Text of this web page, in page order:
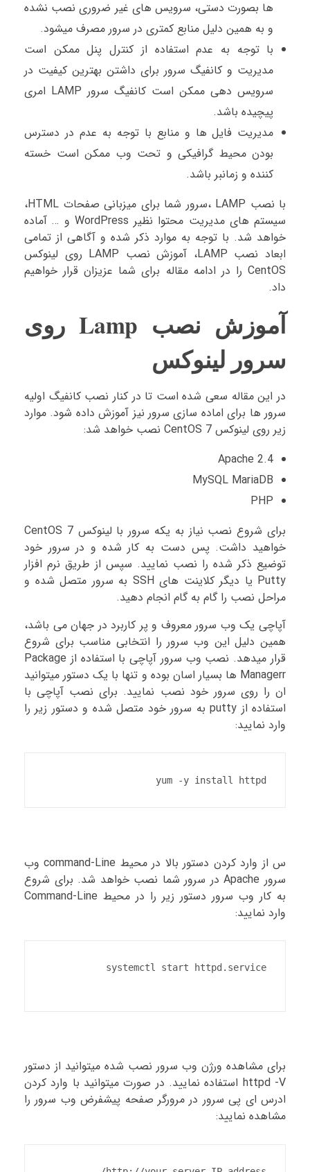
ها بصورت دستی، سرویس های غیر ضروری نصب نشده
و به همین دلیل منابع کمتری در سرور مصرف میشود.
با توجه به عدم استفاده از کنترل پنل ممکن است
مدیریت و کانفیگ سرور برای داشتن بهترین کیفیت در
سرویس دهی ممکن است کانفیگ سرور LAMP امری
پیچیده باشد.
مدیریت فایل ها و منابع با توجه به عدم در دسترس
بودن محیط گرافیکی و تحت وب ممکن است خسته
کننده و زمانبر باشد.
با نصب LAMP ،سرور شما برای میزبانی صفحات HTML،
سیستم های مدیریت محتوا نظیر WordPress و … آماده
خواهد شد. با توجه به موارد ذکر شده و آگاهی از تمامی
ابعاد نصب LAMP، آموزش نصب LAMP روی لینوکس
CentOS را در ادامه مقاله برای شما عزیزان قرار خواهیم
داد.
آموزش نصب Lamp روی
سرور لینوکس
در این مقاله سعی شده است تا در کنار نصب کانفیگ اولیه
سرور ها برای اماده سازی سرور نیز آموزش داده شود. موارد
زیر روی لینوکس CentOS 7 نصب خواهد شد:
Apache 2.4
MySQL MariaDB
PHP
برای شروع نصب نیاز به یکه سرور با لینوکس CentOS 7
خواهید داشت. پس دست به کار شده و در سرور خود
توضیع ذکر شده را نصب نمایید. سپس از طریق نرم افزار
Putty یا دیگر کلاینت های SSH به سرور متصل شده و
مراحل نصب را گام به گام انجام دهید.
آپاچی یک وب سرور معروف و پر کاربرد در جهان می باشد،
همین دلیل این وب سرور را انتخابی مناسب برای شروع
قرار میدهد. نصب وب سرور آپاچی با استفاده از Package
Managerr ها بسیار اسان بوده و تنها با یک دستور میتوانید
ان را روی سرور خود نصب نمایید. برای نصب آپاچی با
استفاده از putty به سرور خود متصل شده و دستور زیر را
وارد نمایید:
yum -y install httpd
س از وارد کردن دستور بالا در محیط command-Line وب
سرور Apache در سرور شما نصب خواهد شد. برای شروع
به کار وب سرور دستور زیر را در محیط Command-Line
وارد نمایید:
برای مشاهده ورژن وب سرور نصب شده میتوانید از دستور
httpd -V استفاده نمایید. در صورت میتوانید با وارد کردن
ادرس ای پی سرور در مرورگر صفحه پیشفرض وب سرور را
مشاهده نمایید: